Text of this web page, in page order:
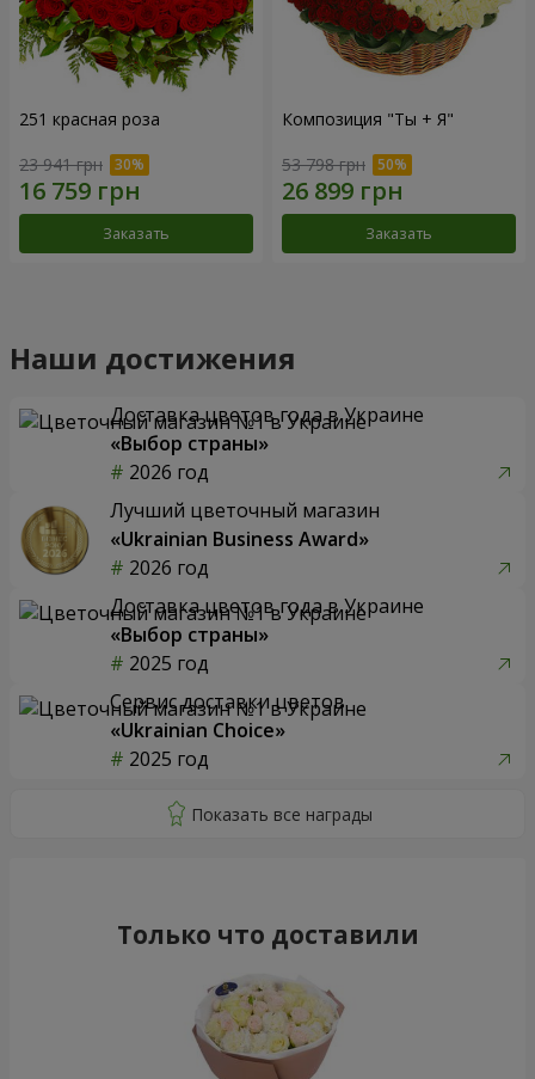
251 красная роза
23 941 грн
Заказать
Композиция "Ты + Я"
53 798 грн
Заказать
Наши достижения
Доставка цветов года в Украине
«Выбор страны»
2026 год
Лучший цветочный магазин
«Ukrainian Business Award»
2026 год
Доставка цветов года в Украине
«Выбор страны»
2025 год
Сервис доставки цветов
«Ukrainian Choice»
2025 год
Только что доставили